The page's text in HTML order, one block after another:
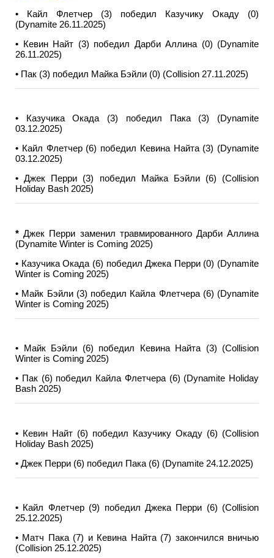
• Кайл Флетчер (3) победил Казучику Окаду (0)
(Dynamite 26.11.2025)
• Кевин Найт (3) победил Дарби Аллина (0) (Dynamite
26.11.2025)
• Пак (3) победил Майка Бэйли (0) (Collision 27.11.2025)
• Казучика Окада (3) победил Пака (3) (Dynamite
03.12.2025)
• Кайл Флетчер (6) победил Кевина Найта (3) (Dynamite
03.12.2025)
• Джек Перри (3) победил Майка Бэйли (6) (Collision
Holiday Bash 2025)
* Джек Перри заменил травмированного Дарби Аллина
(Dynamite Winter is Coming 2025)
• Казучика Окада (6) победил Джека Перри (0) (Dynamite
Winter is Coming 2025)
• Майк Бэйли (3) победил Кайла Флетчера (6) (Dynamite
Winter is Coming 2025)
• Майк Бэйли (6) победил Кевина Найта (3) (Collision
Winter is Coming 2025)
• Пак (6) победил Кайла Флетчера (6) (Dynamite Holiday
Bash 2025)
• Кевин Найт (6) победил Казучику Окаду (6) (Collision
Holiday Bash 2025)
• Джек Перри (6) победил Пака (6) (Dynamite 24.12.2025)
• Кайл Флетчер (9) победил Джека Перри (6) (Collision
25.12.2025)
• Матч Пака (7) и Кевина Найта (7) закончился вничью
(Collision 25.12.2025)